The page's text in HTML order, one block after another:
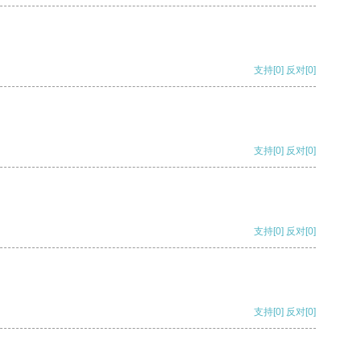
支持[0] 反对[0]
支持[0] 反对[0]
支持[0] 反对[0]
支持[0] 反对[0]